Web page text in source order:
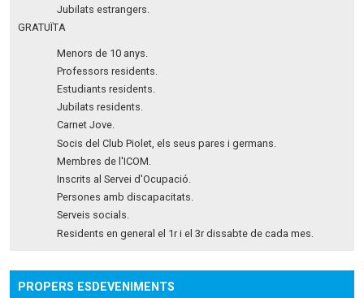
Jubilats estrangers.
GRATUÏTA
Menors de 10 anys.
Professors residents.
Estudiants residents.
Jubilats residents.
Carnet Jove.
Socis del Club Piolet, els seus pares i germans.
Membres de l'ICOM.
Inscrits al Servei d'Ocupació.
Persones amb discapacitats.
Serveis socials.
Residents en general el 1r i el 3r dissabte de cada mes.
PROPERS ESDEVENIMENTS